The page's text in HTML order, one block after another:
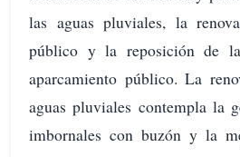
las aguas pluviales, la
público y la reposición de
aparcamiento público. La
aguas pluviales contempla la
imbornales con buzón y la